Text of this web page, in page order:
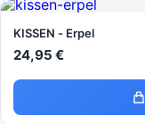
KISSEN - Erpel
24,95 €